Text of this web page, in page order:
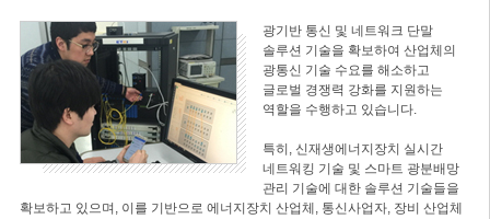
광기반 통신 및 네트워크 단말
솔루션 기술을 확보하여 산업체의
광통신 기술 수요를 해소하고
글로벌 경쟁력 강화를 지원하는
역할을 수행하고 있습니다.
특히, 신재생에너지장치 실시간
네트워킹 기술 및 스마트 광분배망
관리 기술에 대한 솔루션 기술들을
확보하고 있으며, 이를 기반으로 에너지장치 산업체, 통신사업자, 장비 산업체